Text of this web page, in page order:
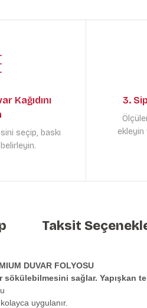
Kağıdını
seçip, baskı
3.
ekleyin
Taksit
DUVAR FOLYOSU
sağlar. Yapışkan
uygulanır.